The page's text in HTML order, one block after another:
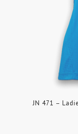
JN 471 –